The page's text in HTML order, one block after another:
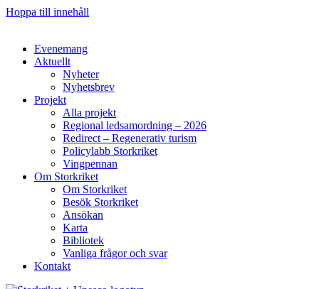
Hoppa till innehåll
Evenemang
Aktuellt
Nyheter
Nyhetsbrev
Projekt
Alla projekt
Regional ledsamordning – 2026
Redirect – Regenerativ turism
Policylabb Storkriket
Vingpennan
Om Storkriket
Om Storkriket
Besök Storkriket
Ansökan
Karta
Bibliotek
Vanliga frågor och svar
Kontakt